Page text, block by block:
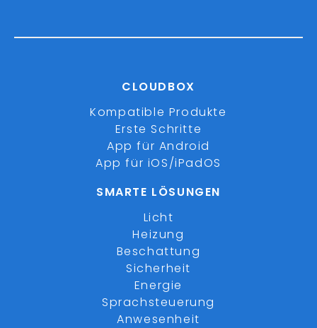
CLOUDBOX
Kompatible Produkte
Erste Schritte
App für Android
App für iOS/iPadOS
SMARTE LÖSUNGEN
Licht
Heizung
Beschattung
Sicherheit
Energie
Sprachsteuerung
Anwesenheit